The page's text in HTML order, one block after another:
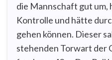
die Mannschaft gut um,
Kontrolle und hätte
gehen können. Dieser
stehenden Torwart der